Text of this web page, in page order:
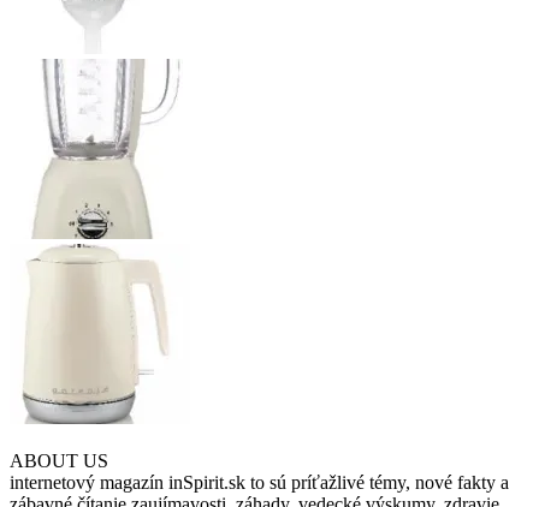
ABOUT US
internetový magazín inSpirit.sk to sú príťažlivé témy, nové fakty a